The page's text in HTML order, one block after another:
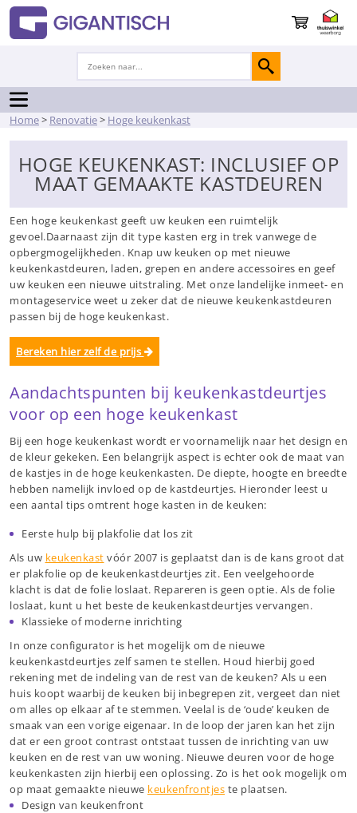
Home> Renovatie> Hoge keukenkast
HOGE KEUKENKAST: INCLUSIEF OP
MAAT GEMAAKTE KASTDEUREN
Een hoge keukenkast geeft uw keuken een ruimtelijk
gevoel.Daarnaast zijn dit type kasten erg in trek vanwege de
opbergmogelijkheden. Knap uw keuken op met nieuwe
keukenkastdeuren, laden, grepen en andere accessoires en geef
uw keuken een nieuwe uitstraling. Met onze landelijke inmeet- en
montageservice weet u zeker dat de nieuwe keukenkastdeuren
passen bij de hoge keukenkast.
Bereken hier zelf de prijs
Aandachtspunten bij keukenkastdeurtjes
voor op een hoge keukenkast
Bij een hoge keukenkast wordt er voornamelijk naar het design en
de kleur gekeken. Een belangrijk aspect is echter ook de maat van
de kastjes in de hoge keukenkasten. De diepte, hoogte en breedte
hebben namelijk invloed op de kastdeurtjes. Hieronder leest u
een aantal tips omtrent hoge kasten in de keuken:
Eerste hulp bij plakfolie dat los zit
Als uw keukenkast vóór 2007 is geplaatst dan is de kans groot dat
er plakfolie op de keukenkastdeurtjes zit. Een veelgehoorde
klacht is dat de folie loslaat. Repareren is geen optie. Als de folie
loslaat, kunt u het beste de keukenkastdeurtjes vervangen.
Klassieke of moderne inrichting
In onze configurator is het mogelijk om de nieuwe
keukenkastdeurtjes zelf samen te stellen. Houd hierbij goed
rekening met de indeling van de rest van de keuken? Als u een
huis koopt waarbij de keuken bij inbegrepen zit, vergeet dan niet
om alles op elkaar af te stemmen. Veelal is de ‘oude’ keuken de
smaak van een vorige eigenaar. In de loop der jaren kan het zijn
dat er een groot contrast ontstaat tussen de inrichting van uw
keuken en de rest van uw woning. Nieuwe deuren voor de hoge
keukenkasten zijn hierbij een oplossing. Zo is het ook mogelijk om
op maat gemaakte nieuwe keukenfrontjes te plaatsen.
Design van keukenfront